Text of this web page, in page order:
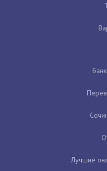
Лучшие